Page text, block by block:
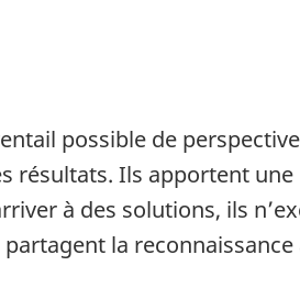
possible de
résultats. Ils apportent une
à des solutions, ils
la reconnaissance